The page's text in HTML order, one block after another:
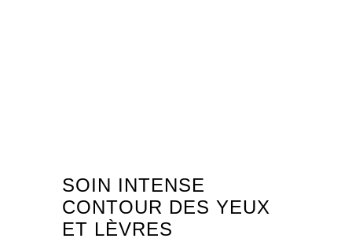
SOIN INTENSE
CONTOUR DES YEUX
ET LÈVRES